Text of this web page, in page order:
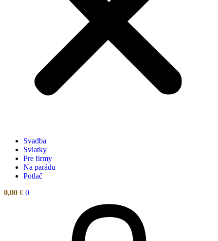
Svadba
Sviatky
Pre firmy
Na parádu
Potlač
0,00 € 0